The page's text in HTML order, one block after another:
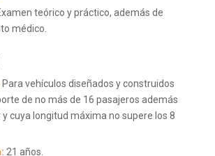
teórico y práctico, además de
médico.
Para vehículos diseñados y construidos
de no más de 16 pasajeros además
cuya longitud máxima no supere los 8
21 años.